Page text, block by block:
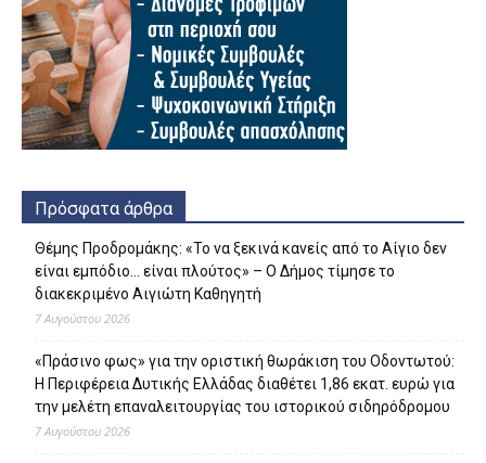
Πρόσφατα άρθρα
Θέμης Προδρομάκης: «Το να ξεκινά κανείς από το Αίγιο δεν
είναι εμπόδιο… είναι πλούτος» – O Δήμος τίμησε το
διακεκριμένο Αιγιώτη Καθηγητή
7 Αυγούστου 2026
«Πράσινο φως» για την οριστική θωράκιση του Οδοντωτού:
Η Περιφέρεια Δυτικής Ελλάδας διαθέτει 1,86 εκατ. ευρώ για
την μελέτη επαναλειτουργίας του ιστορικού σιδηρόδρομου
7 Αυγούστου 2026